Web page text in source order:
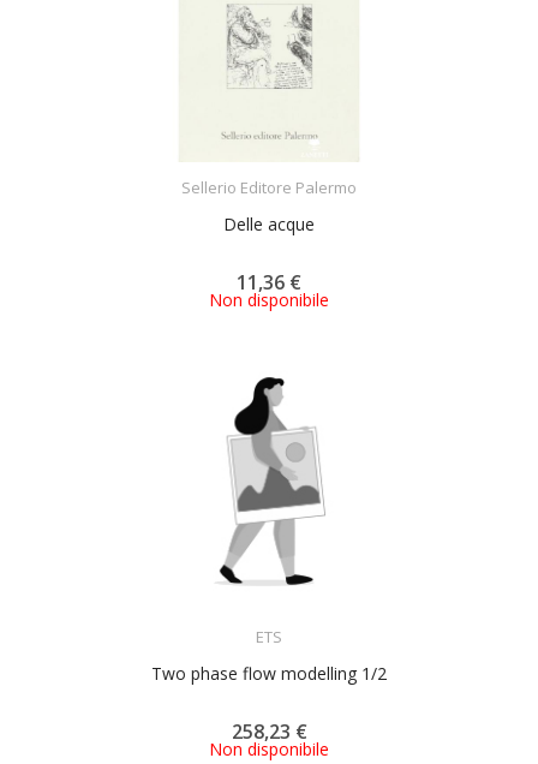
Sellerio Editore Palermo
Delle acque
11,36 €
Non disponibile
ETS
Two phase flow modelling 1/2
258,23 €
Non disponibile